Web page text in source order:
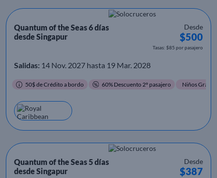
Quantum of the Seas 6 días
desde Singapur
Desde
$500
Tasas: $85 por pasajero
Salidas: 14 Nov. 2027 hasta 19 Mar. 2028
50$ de Crédito a bordo 60% Descuento 2º pasajero Niños Gratis
Quantum of the Seas 5 días
desde Singapur
Desde
$387